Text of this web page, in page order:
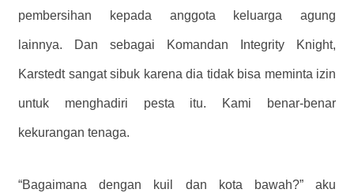
pembersihan kepada anggota keluarga agung
lainnya. Dan sebagai Komandan Integrity Knight,
Karstedt sangat sibuk karena dia tidak bisa meminta izin
untuk menghadiri pesta itu. Kami benar-benar
kekurangan tenaga.
“Bagaimana dengan kuil dan kota bawah?” aku